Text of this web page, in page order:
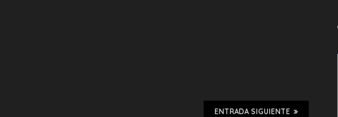
ENTRADA SIGUIENTE